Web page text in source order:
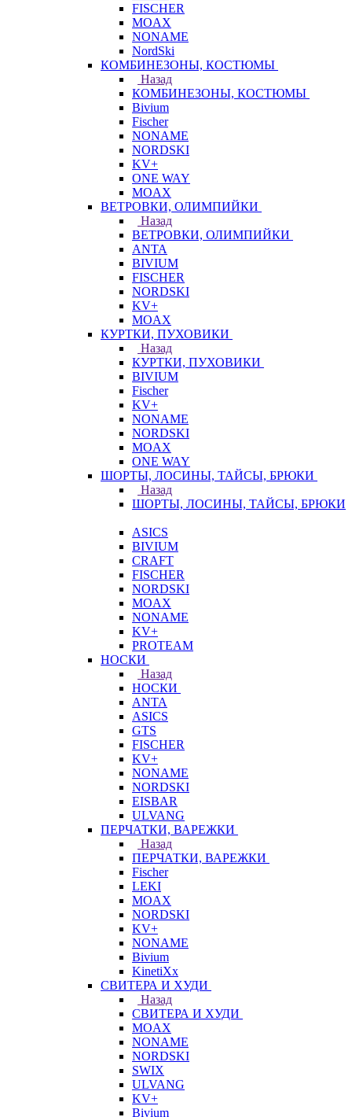
FISCHER
MOAX
NONAME
NordSki
КОМБИНЕЗОНЫ, КОСТЮМЫ
Назад
КОМБИНЕЗОНЫ, КОСТЮМЫ
Bivium
Fischer
NONAME
NORDSKI
KV+
ONE WAY
MOAX
ВЕТРОВКИ, ОЛИМПИЙКИ
Назад
ВЕТРОВКИ, ОЛИМПИЙКИ
ANTA
BIVIUM
FISCHER
NORDSKI
KV+
MOAX
КУРТКИ, ПУХОВИКИ
Назад
КУРТКИ, ПУХОВИКИ
BIVIUM
Fischer
KV+
NONAME
NORDSKI
MOAX
ONE WAY
ШОРТЫ, ЛОСИНЫ, ТАЙСЫ, БРЮКИ
Назад
ШОРТЫ, ЛОСИНЫ, ТАЙСЫ, БРЮКИ
ASICS
BIVIUM
CRAFT
FISCHER
NORDSKI
MOAX
NONAME
KV+
PROTEAM
НОСКИ
Назад
НОСКИ
ANTA
ASICS
GTS
FISCHER
KV+
NONAME
NORDSKI
EISBAR
ULVANG
ПЕРЧАТКИ, ВАРЕЖКИ
Назад
ПЕРЧАТКИ, ВАРЕЖКИ
Fischer
LEKI
MOAX
NORDSKI
KV+
NONAME
Bivium
KinetiXx
СВИТЕРА И ХУДИ
Назад
СВИТЕРА И ХУДИ
MOAX
NONAME
NORDSKI
SWIX
ULVANG
KV+
Bivium